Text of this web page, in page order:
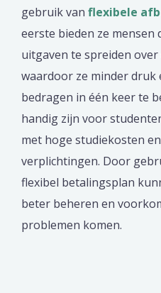
gebruik van flexibele
eerste bieden ze
uitgaven te spreiden
waardoor ze minder
bedragen in één keer te
handig zijn voor
met hoge studiekosten
verplichtingen. Door
flexibel betalingsplan
beter beheren en
problemen komen.